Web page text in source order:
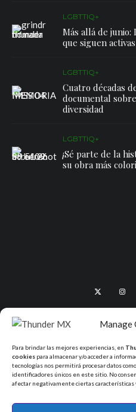
Manage
Para brindar las mejores experiencias, en
cookies para almacenar y/o acceder a
tecnologías nos permitirá procesar datos
identificadores únicos en este sitio. No
afectar negativamente ciertas características
LGBTTIQ+
Más allá de junio:
que siguen
LGBTTIQ+
Cuatro décadas
documental
diversidad
LGBTTIQ+
¡Sé parte de la
su obra más